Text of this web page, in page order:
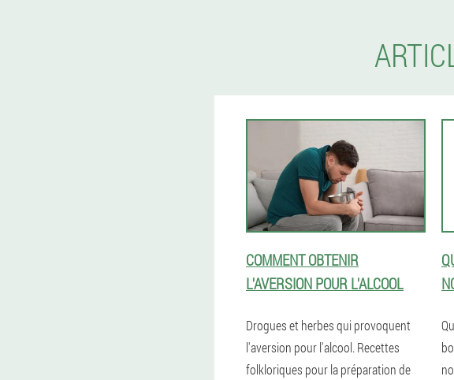
COMMENT OBTENIR
L'AVERSION POUR L'ALCOOL
Drogues et herbes qui provoquent
l'aversion pour l'alcool. Recettes
folkloriques pour la préparation de